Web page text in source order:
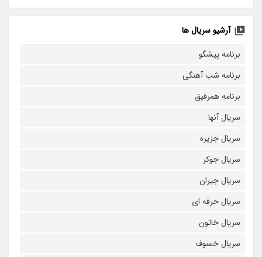
آرشیو سریال ها
برنامه پیشگو
برنامه شب آهنگی
برنامه همرفیق
سریال آنها
سریال جزیره
سریال جوکر
سریال جیران
سریال حرفه ای
سریال خاتون
سریال خسوف